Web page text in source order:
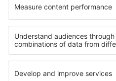
Unterkunft Lovech province
Unterkunft in Kyustendil
Unterkunft in Pensacola Beach
Unterkunft auf Kladske borderlands